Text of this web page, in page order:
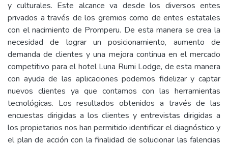
y culturales. Este alcance va desde los diversos entes
privados a través de los gremios como de entes estatales
con el nacimiento de Promperu. De esta manera se crea la
necesidad de lograr un posicionamiento, aumento de
demanda de clientes y una mejora continua en el mercado
competitivo para el hotel Luna Rumi Lodge, de esta manera
con ayuda de las aplicaciones podemos fidelizar y captar
nuevos clientes ya que contamos con las herramientas
tecnológicas. Los resultados obtenidos a través de las
encuestas dirigidas a los clientes y entrevistas dirigidas a
los propietarios nos han permitido identificar el diagnóstico y
el plan de acción con la finalidad de solucionar las falencias